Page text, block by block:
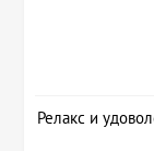
Релакс и